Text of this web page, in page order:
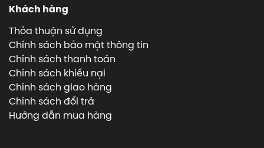
Khách hàng
Thỏa thuận sử dụng
Chính sách bảo mật thông tin
Chính sách thanh toán
Chính sách khiếu nại
Chính sách giao hàng
Chính sách đổi trả
Hướng dẫn mua hàng